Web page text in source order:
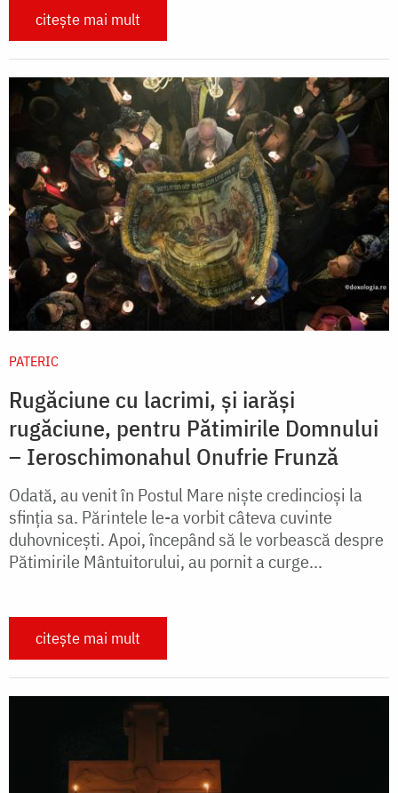
citește mai mult
PATERIC
Rugăciune cu lacrimi, și iarăși
rugăciune, pentru Pătimirile Domnului
– Ieroschimonahul Onufrie Frunză
Odată, au venit în Postul Mare nişte credincioşi la
sfinţia sa. Părintele le-a vorbit câteva cuvinte
duhovniceşti. Apoi, începând să le vorbească despre
Pătimirile Mântuitorului, au pornit a curge...
citește mai mult